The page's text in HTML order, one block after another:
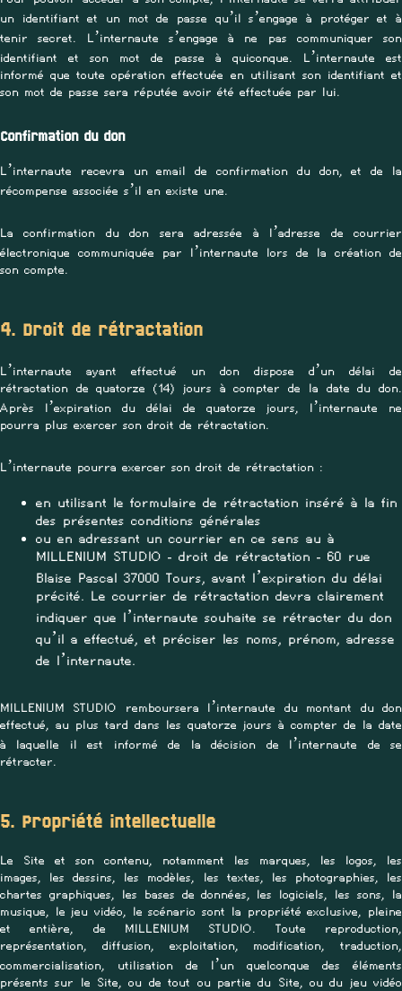
un identifiant et un mot de passe qu’il s’engage à protéger et à
tenir secret. L’internaute s’engage à ne pas communiquer son
identifiant et son mot de passe à quiconque. L’internaute est
informé que toute opération effectuée en utilisant son identifiant et
son mot de passe sera réputée avoir été effectuée par lui.
Confirmation du don
L’internaute recevra un email de confirmation du don, et de la
récompense associée s’il en existe une.
La confirmation du don sera adressée à l’adresse de courrier
électronique communiquée par l’internaute lors de la création de
son compte.
4. Droit de rétractation
L’internaute ayant effectué un don dispose d’un délai de
rétractation de quatorze (14) jours à compter de la date du don.
Après l’expiration du délai de quatorze jours, l’internaute ne
pourra plus exercer son droit de rétractation.
L’internaute pourra exercer son droit de rétractation :
en utilisant le formulaire de rétractation inséré à la fin
des présentes conditions générales
ou en adressant un courrier en ce sens au à
MILLENIUM STUDIO - droit de rétractation - 60 rue
Blaise Pascal 37000 Tours, avant l’expiration du délai
précité. Le courrier de rétractation devra clairement
indiquer que l’internaute souhaite se rétracter du don
qu’il a effectué, et préciser les noms, prénom, adresse
de l’internaute.
MILLENIUM STUDIO remboursera l’internaute du montant du don
effectué, au plus tard dans les quatorze jours à compter de la date
à laquelle il est informé de la décision de l’internaute de se
rétracter.
5. Propriété intellectuelle
Le Site et son contenu, notamment les marques, les logos, les
images, les dessins, les modèles, les textes, les photographies, les
chartes graphiques, les bases de données, les logiciels, les sons, la
musique, le jeu vidéo, le scénario sont la propriété exclusive, pleine
et entière, de MILLENIUM STUDIO. Toute reproduction,
représentation, diffusion, exploitation, modification, traduction,
commercialisation, utilisation de l’un quelconque des éléments
présents sur le Site, ou de tout ou partie du Site, ou du jeu vidéo